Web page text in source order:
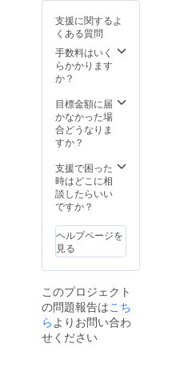
支援に関するよ
くある質問
手数料はいく
らかかります
か？
目標金額に届
かなかった場
合どうなりま
すか？
支援で困った
時はどこに相
談したらいい
ですか？
ヘルプページを
見る
このプロジェクト
の問題報告はこち
らよりお問い合わ
せください